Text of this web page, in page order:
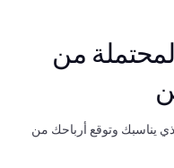
من
يناسبك وتوقع أرباحك من